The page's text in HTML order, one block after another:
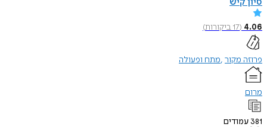
4.06
(
17ביקורות)
פרוזה מקור מתח ופעולה
מרום
381 עמודים